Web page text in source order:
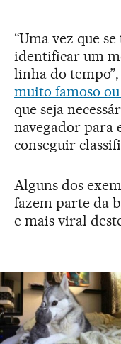
“Uma vez que
identificar um
linha do
muito famoso
que seja
navegador para
conseguir
Alguns dos
fazem parte da
e mais viral